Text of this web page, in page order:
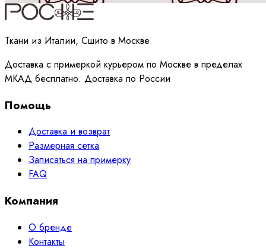
Принимаюполитикуобработки данных
Ткани из Италии, Сшито в Москве
Доставка с примеркой курьером по Москве в пределах
МКАД бесплатно. Доставка по России
Помощь
Доставка и возврат
Размерная сетка
Записаться на примерку
FAQ
Компания
О бренде
Контакты